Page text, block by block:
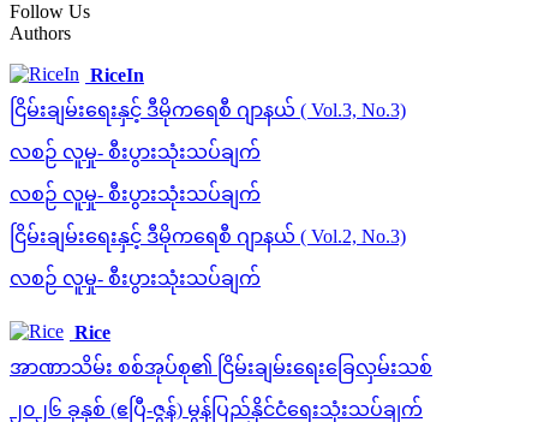
Follow Us
Authors
RiceIn
ငြိမ်းချမ်းရေးနှင့် ဒီမိုကရေစီ ဂျာနယ် ( Vol.3, No.3)
လစဉ် လူမှု- စီးပွားသုံးသပ်ချက်
လစဉ် လူမှု- စီးပွားသုံးသပ်ချက်
ငြိမ်းချမ်းရေးနှင့် ဒီမိုကရေစီ ဂျာနယ် ( Vol.2, No.3)
လစဉ် လူမှု- စီးပွားသုံးသပ်ချက်
Rice
အာဏာသိမ်း စစ်အုပ်စု၏ ငြိမ်းချမ်းရေးခြေလှမ်းသစ်
၂၀၂၆ ခုနှစ် (ဧပြီ-ဇွန်) မွန်ပြည်နိုင်ငံရေးသုံးသပ်ချက်